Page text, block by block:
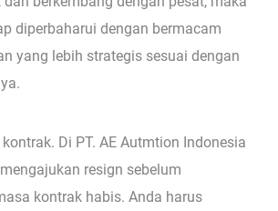
diperbaharui dengan bermacam
yang lebih strategis sesuai dengan
Di PT. AE Autmtion Indonesia
resign sebelum
kontrak habis. Anda harus